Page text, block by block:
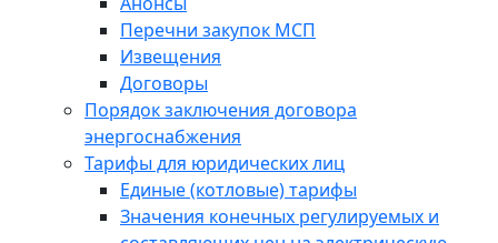
Перечни закупок МСП
Извещения
Договоры
Порядок заключения договора
энергоснабжения
Тарифы для юридических лиц
Единые (котловые) тарифы
Значения конечных регулируемых и